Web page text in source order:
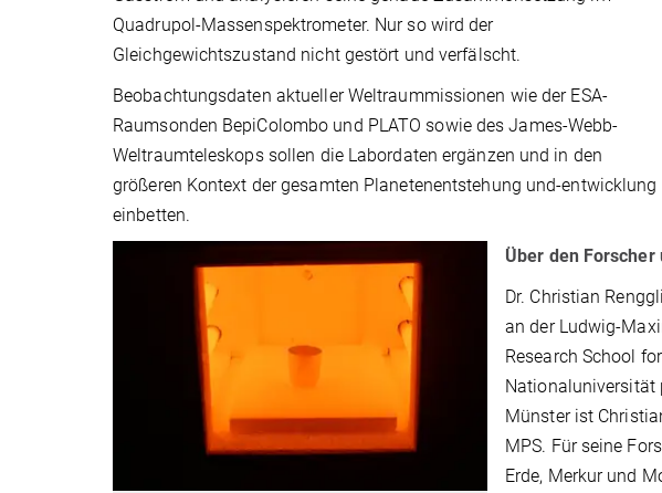
Quadrupol-Massenspektrometer. Nur so wird der
Gleichgewichtszustand nicht gestört und verfälscht.
Beobachtungsdaten aktueller Weltraummissionen wie der ESA-
Raumsonden BepiColombo und PLATO sowie des James-Webb-
Weltraumteleskops sollen die Labordaten ergänzen und in den
größeren Kontext der gesamten Planetenentstehung und-entwicklung
einbetten.
Über den Forscher
Dr. Christian
an der Ludwig-
Research School
Nationaluniversität
Münster ist
MPS. Für seine
Erde, Merkur und